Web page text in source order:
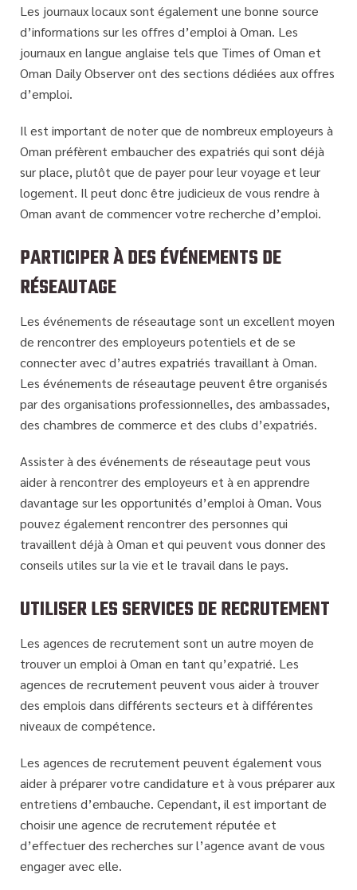
Les journaux locaux sont également une bonne source
d’informations sur les offres d’emploi à Oman. Les
journaux en langue anglaise tels que Times of Oman et
Oman Daily Observer ont des sections dédiées aux offres
d’emploi.
Il est important de noter que de nombreux employeurs à
Oman préfèrent embaucher des expatriés qui sont déjà
sur place, plutôt que de payer pour leur voyage et leur
logement. Il peut donc être judicieux de vous rendre à
Oman avant de commencer votre recherche d’emploi.
PARTICIPER À DES ÉVÉNEMENTS DE
RÉSEAUTAGE
Les événements de réseautage sont un excellent moyen
de rencontrer des employeurs potentiels et de se
connecter avec d’autres expatriés travaillant à Oman.
Les événements de réseautage peuvent être organisés
par des organisations professionnelles, des ambassades,
des chambres de commerce et des clubs d’expatriés.
Assister à des événements de réseautage peut vous
aider à rencontrer des employeurs et à en apprendre
davantage sur les opportunités d’emploi à Oman. Vous
pouvez également rencontrer des personnes qui
travaillent déjà à Oman et qui peuvent vous donner des
conseils utiles sur la vie et le travail dans le pays.
UTILISER LES SERVICES DE RECRUTEMENT
Les agences de recrutement sont un autre moyen de
trouver un emploi à Oman en tant qu’expatrié. Les
agences de recrutement peuvent vous aider à trouver
des emplois dans différents secteurs et à différentes
niveaux de compétence.
Les agences de recrutement peuvent également vous
aider à préparer votre candidature et à vous préparer aux
entretiens d’embauche. Cependant, il est important de
choisir une agence de recrutement réputée et
d’effectuer des recherches sur l’agence avant de vous
engager avec elle.